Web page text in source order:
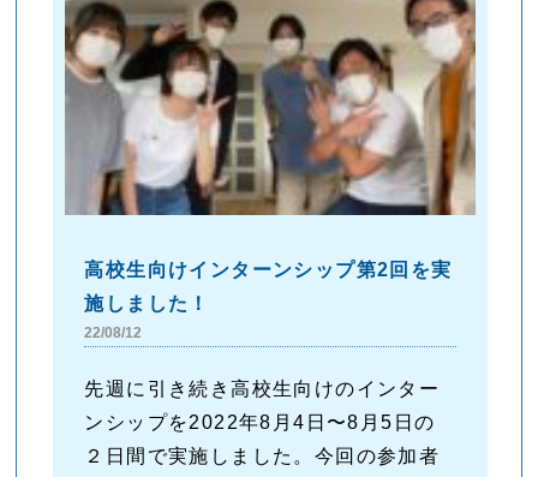
高校生向けインターンシップ第2回を実
施しました！
22/08/12
先週に引き続き高校生向けのインター
ンシップを2022年8月4日〜8月5日の
２日間で実施しました。今回の参加者